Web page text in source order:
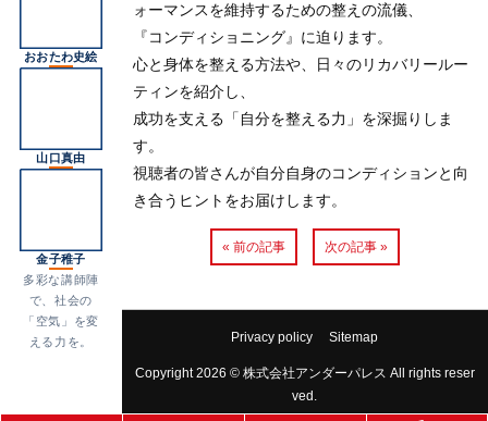
おおたわ史絵
山口真由
金子稚子
多彩な講師陣
で、社会の
「空気」を変
える力を。
ォーマンスを維持するための整えの流儀、
『コンディショニング』に迫ります。
心と身体を整える方法や、日々のリカバリールー
ティンを紹介し、
成功を支える「自分を整える力」を深掘りしま
す。
視聴者の皆さんが自分自身のコンディションと向
き合うヒントをお届けします。
« 前の記事 次の記事 »
Privacy policy Sitemap
Copyright 2026 © 株式会社アンダーパレス All rights reser
ved.